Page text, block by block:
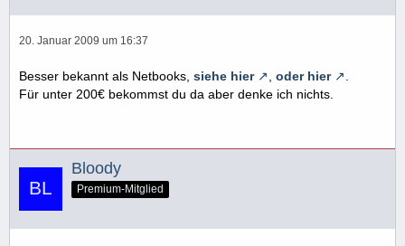
20. Januar 2009 um 16:37
Besser bekannt als Netbooks, siehe hier oder hier
Für unter 200€ bekommst du da aber denke ich nichts.
Bloody
Premium-Mitglied